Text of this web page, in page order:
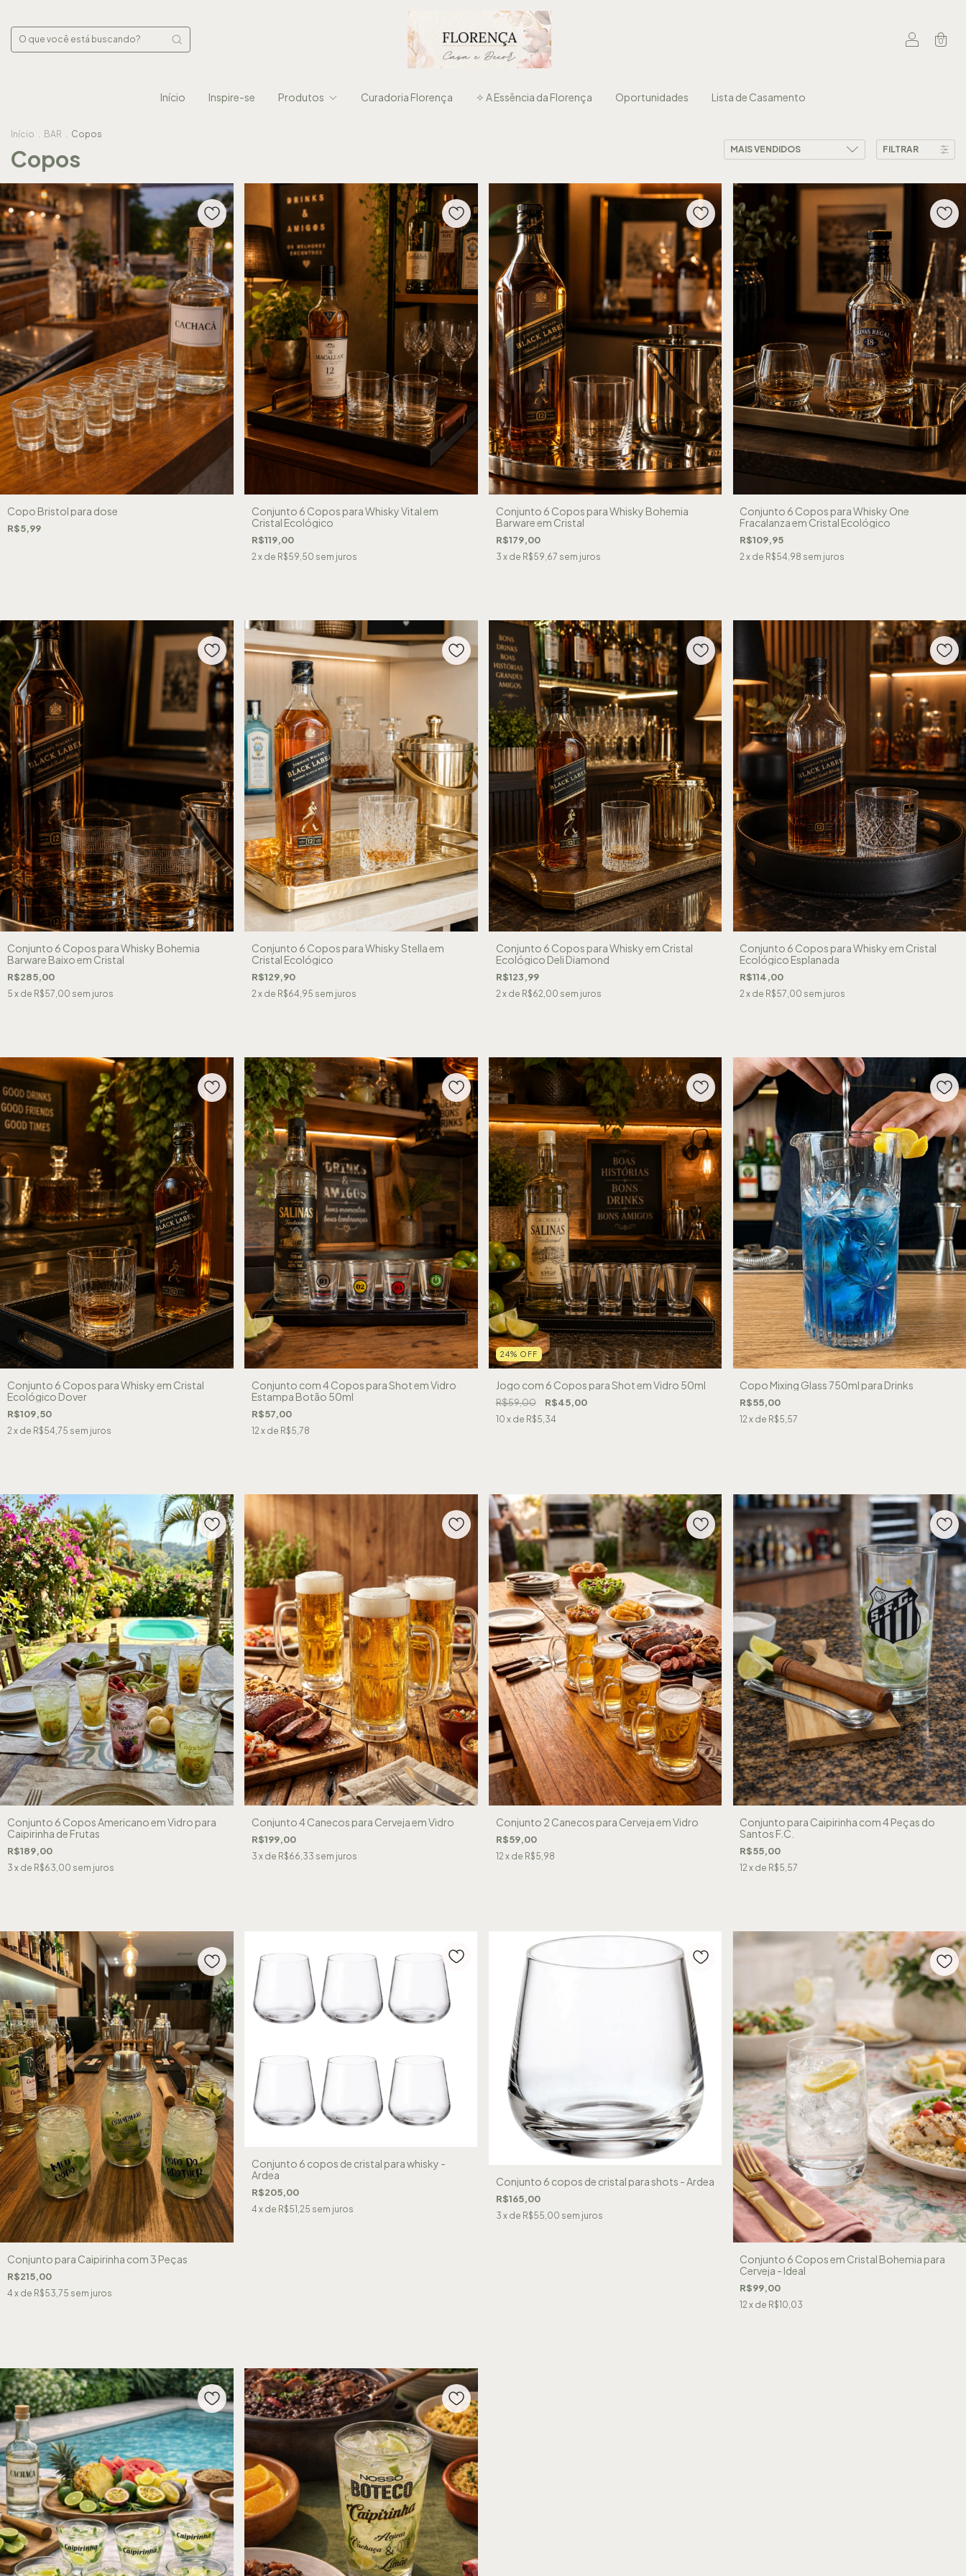
0
Início Inspire-se Produtos Curadoria Florença ✧ A Essência da Florença Oportunidades Lista de Casamento
Início . BAR . Copos
Copos FILTRAR
Copo Bristol para dose
R$5,99
Conjunto 6 Copos para Whisky Vital em
Cristal Ecológico
R$119,00
2x de R$59,50 sem juros
Conjunto 6 Copos para Whisky Bohemia
Barware em Cristal
R$179,00
3 x de R$59,67 sem juros
Conjunto 6 Copos para Whisky One
Fracalanza em Cristal Ecológico
R$109,95
2x de R$54,98 sem juros
Conjunto 6 Copos para Whisky Bohemia
Barware Baixo em Cristal
R$285,00
5 x de R$57,00 sem juros
Conjunto 6 Copos para Whisky Stella em
Cristal Ecológico
R$129,90
2x de R$64,95 sem juros
Conjunto 6 Copos para Whisky em Cristal
Ecológico Deli Diamond
R$123,99
2x de R$62,00 sem juros
Conjunto 6 Copos para Whisky em Cristal
Ecológico Esplanada
R$114,00
2x de R$57,00 sem juros
Conjunto 6 Copos para Whisky em Cristal
Ecológico Dover
R$109,50
2x de R$54,75 sem juros
Conjunto com 4 Copos para Shot em Vidro
Estampa Botão 50ml
R$57,00
12x de R$5,78
24% OFF
Jogo com 6 Copos para Shot em Vidro 50ml
R$59,00 R$45,00
10 x de R$5,34
Copo Mixing Glass 750ml para Drinks
R$55,00
12x de R$5,57
Conjunto 6 Copos Americano em Vidro para
Caipirinha de Frutas
R$189,00
3 x de R$63,00 sem juros
Conjunto 4 Canecos para Cerveja em Vidro
R$199,00
3 x de R$66,33 sem juros
Conjunto 2 Canecos para Cerveja em Vidro
R$59,00
12x de R$5,98
Conjunto para Caipirinha com 4 Peças do
Santos F.C.
R$55,00
12x de R$5,57
Conjunto para Caipirinha com 3 Peças
R$215,00
4 x de R$53,75 sem juros
Conjunto 6 copos de cristal para whisky -
Ardea
R$205,00
4 x de R$51,25 sem juros
Conjunto 6 copos de cristal para shots - Ardea
R$165,00
3 x de R$55,00 sem juros
Conjunto 6 Copos em Cristal Bohemia para
Cerveja - Ideal
R$99,00
12x de R$10,03